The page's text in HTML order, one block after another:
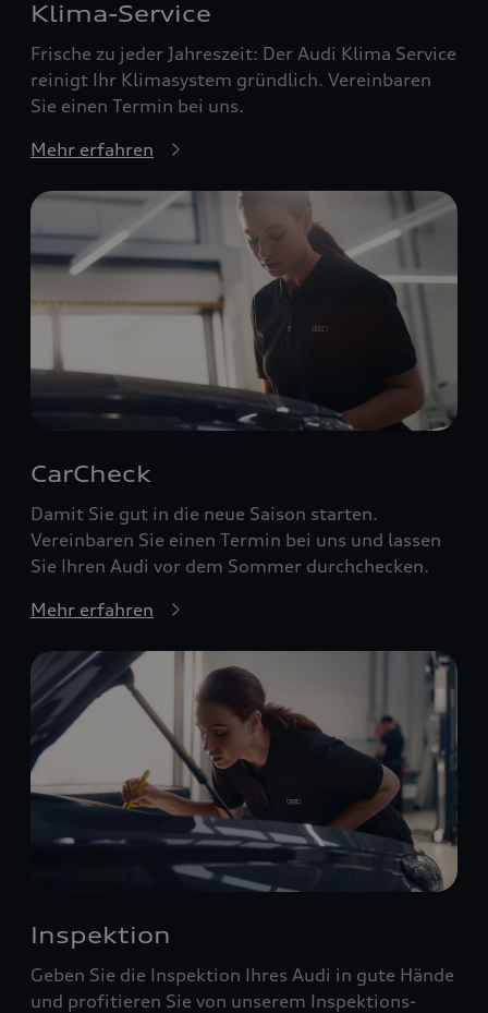
Klima-Service
Frische zu jeder Jahreszeit: Der Audi Klima Service
reinigt Ihr Klimasystem gründlich. Vereinbaren
Sie einen Termin bei uns.
Mehr erfahren
CarCheck
Damit Sie gut in die neue Saison starten.
Vereinbaren Sie einen Termin bei uns und lassen
Sie Ihren Audi vor dem Sommer durchchecken.
Mehr erfahren
Inspektion
Geben Sie die Inspektion Ihres Audi in gute Hände
und profitieren Sie von unserem Inspektions-